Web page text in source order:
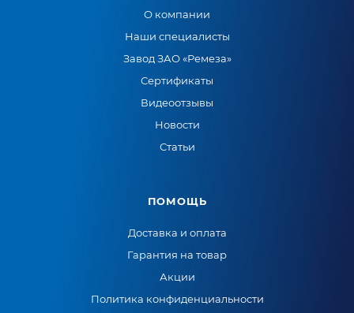
О компании
Наши специалисты
Завод ЗАО «Ремеза»
Сертификаты
Видеоотзывы
Новости
Статьи
ПОМОЩЬ
Доставка и оплата
Гарантия на товар
Акции
Политика конфиденциальности